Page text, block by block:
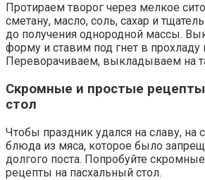
Протираем творог через мелкое
сметану, масло, соль, сахар и
до получения однородной массы.
форму и ставим под гнет в прохладу
Переворачиваем, выкладываем на
Скромные и простые
стол
Чтобы праздник удался на славу,
блюда из мяса, которое было
долгого поста. Попробуйте
рецепты на пасхальный стол.